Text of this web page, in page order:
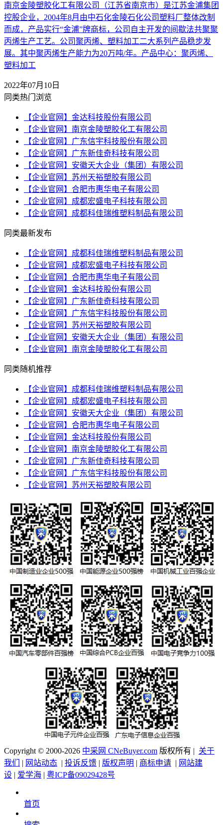
南京金陵塑胶化工有限公司（江苏省南京市）是江苏金浦集团
控股企业，2004年8月由中石化金陵石化公司塑料厂整体改制
而成，产品实行“金浦”牌商标，公司自主开发的间歇法共聚聚
丙烯生产工艺。公司聚丙烯、塑料加工二大系列产品稳步发
展。其中聚丙烯生产能力为20万吨/年。产品中心：聚丙烯、
塑料加工
2022年07月10日
同类热门浏览
【企业官网】金达科技股份有限公司
【企业官网】南京金陵塑胶化工有限公司
【企业官网】广东信宇科技股份有限公司
【企业官网】广东新佳奇科技有限公司
【企业官网】安徽天大企业（集团）有限公司
【企业官网】苏州天裕塑胶有限公司
【企业官网】合肥市惠华电子有限公司
【企业官网】成都宏盛电子科技有限公司
【企业官网】成都科佳瑞维塑料制品有限公司
同类最新发布
【企业官网】成都科佳瑞维塑料制品有限公司
【企业官网】成都宏盛电子科技有限公司
【企业官网】合肥市惠华电子有限公司
【企业官网】金达科技股份有限公司
【企业官网】广东新佳奇科技有限公司
【企业官网】广东信宇科技股份有限公司
【企业官网】苏州天裕塑胶有限公司
【企业官网】安徽天大企业（集团）有限公司
【企业官网】南京金陵塑胶化工有限公司
同类随机推荐
【企业官网】成都科佳瑞维塑料制品有限公司
【企业官网】成都宏盛电子科技有限公司
【企业官网】安徽天大企业（集团）有限公司
【企业官网】合肥市惠华电子有限公司
【企业官网】金达科技股份有限公司
【企业官网】南京金陵塑胶化工有限公司
【企业官网】广东新佳奇科技有限公司
【企业官网】广东信宇科技股份有限公司
【企业官网】苏州天裕塑胶有限公司
Copyright © 2000-2026 中采网 CNeBuyer.com 版权所有 | 关于
我们
| 网站动态 | 投诉反馈 | 版权声明 | 商标申请 | 网站建
设 | 爱学海 | 粤ICP备09029428号
首页